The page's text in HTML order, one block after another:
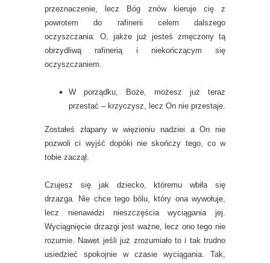
przeznaczenie, lecz Bóg znów kieruje cię z
powrotem do rafinerii celem dalszego
oczyszczania. O, jakże już jesteś zmęczony tą
obrzydliwą rafinerią i niekończącym się
oczyszczaniem.
W porządku, Boże, możesz już teraz
przestać – krzyczysz, lecz On nie przestaje.
Zostałeś złapany w więzieniu nadziei a On nie
pozwoli ci wyjść dopóki nie skończy tego, co w
tobie zaczął.
Czujesz się jak dziecko, któremu wbiła się
drzazga. Nie chce tego bólu, który ona wywołuje,
lecz nienawidzi nieszczęścia wyciągania jej.
Wyciągnięcie drzazgi jest ważne, lecz ono tego nie
rozumie. Nawet jeśli już zrozumiało to i tak trudno
usiedzieć spokojnie w czasie wyciągania. Tak,